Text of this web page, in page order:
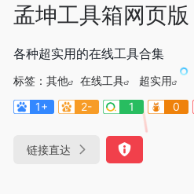
孟坤工具箱网页版
各种超实用的在线工具合集
标签： 其他 在线工具
超实用
1+
2- 1 0
链接直达